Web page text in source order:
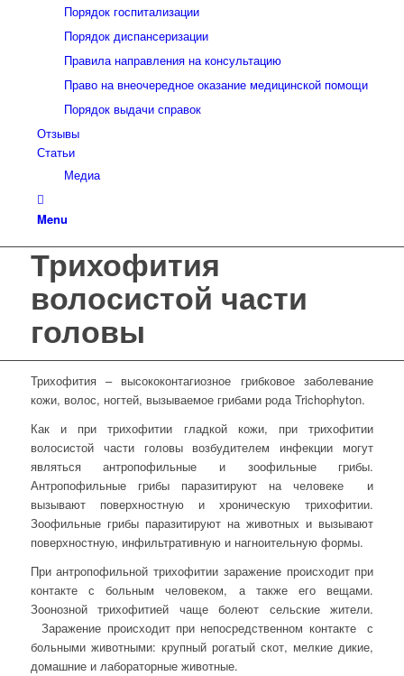
Порядок госпитализации
Порядок диспансеризации
Правила направления на консультацию
Право на внеочередное оказание медицинской помощи
Порядок выдачи справок
Отзывы
Статьи
Медиа
Menu
Трихофития
волосистой части
головы
Трихофития – высококонтагиозное грибковое заболевание
кожи, волос, ногтей, вызываемое грибами рода Trichophyton.
Как и при трихофитии гладкой кожи, при трихофитии
волосистой части головы возбудителем инфекции могут
являться антропофильные и зоофильные грибы.
Антропофильные грибы паразитируют на человеке и
вызывают поверхностную и хроническую трихофитии.
Зоофильные грибы паразитируют на животных и вызывают
поверхностную, инфильтративную и нагноительную формы.
При антропофильной трихофитии заражение происходит при
контакте с больным человеком, а также его вещами.
Зоонозной трихофитией чаще болеют сельские жители.
Заражение происходит при непосредственном контакте с
больными животными: крупный рогатый скот, мелкие дикие,
домашние и лабораторные животные.